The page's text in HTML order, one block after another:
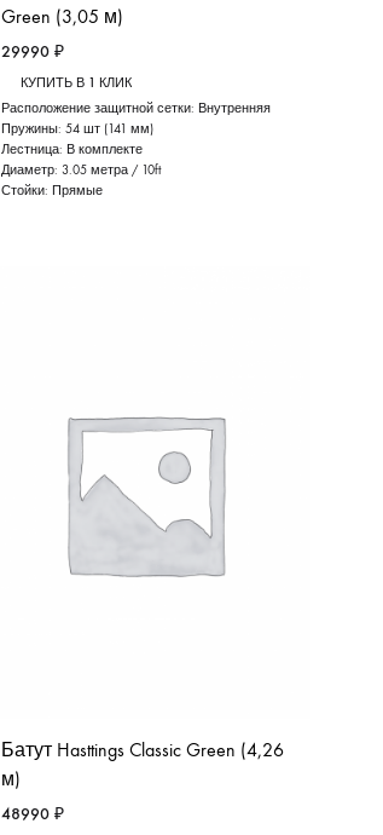
Green (3,05 м)
29990 ₽
КУПИТЬ В 1 КЛИК
Расположение защитной сетки: Внутренняя
Пружины: 54 шт (141 мм)
Лестница: В комплекте
Диаметр: 3.05 метра / 10ft
Стойки: Прямые
Батут Hasttings Classic Green (4,26
м)
48990 ₽